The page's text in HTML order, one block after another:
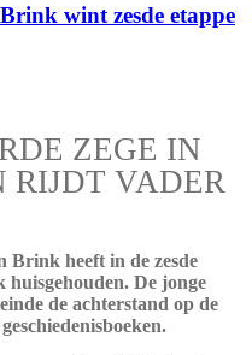
wint zesde etappe
ZEGE IN
VADER
heeft in de zesde
De jonge
de achterstand op de